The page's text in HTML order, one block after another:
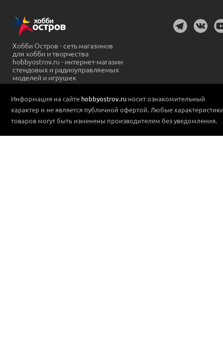
Хобби Остров - сеть магазинов
для хобби и творчества
hobbyostrov.ru - интернет-магазин
стендовых и радиоуправляемых
моделей и игрушек
Информация на сайте hobbyostrov.ru носит ознакомительный
характер и не является публичной офертой. Любые
товаров могут быть изменены производителем без уведомления.